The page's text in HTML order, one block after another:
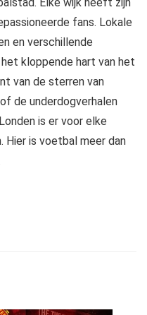
fans. Lokale
en verschillende
kloppende hart van het
van de sterren van
de underdogverhalen
is er voor elke
is voetbal meer dan